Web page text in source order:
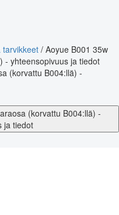
tarvikkeet/ Aoyue B001 35w
- yhteensopivuus ja tiedot